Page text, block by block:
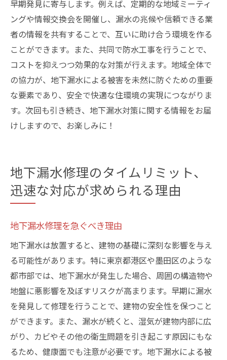
早期発見に寄与します。例えば、定期的な地域ミーティ
ングや情報交換会を開催し、漏水の兆候や信頼できる業
者の情報を共有することで、互いに助け合う環境を作る
ことができます。また、共同で防水工事を行うことで、
コストを抑えつつ効果的な対策が行えます。地域全体で
の協力が、地下漏水による被害を未然に防ぐための重要
な要素であり、安全で快適な住環境の実現につながりま
す。次回も引き続き、地下漏水対策に関する情報をお届
けしますので、お楽しみに！
地下漏水修理のタイムリミット、
迅速な対応が求められる理由
地下漏水修理を急ぐべき理由
地下漏水は放置すると、建物の基礎に深刻な影響を与え
る可能性があります。特に東京都港区や墨田区のような
都市部では、地下漏水が発生した場合、周囲の構造物や
地盤に悪影響を及ぼすリスクが高まります。早期に漏水
を発見して修理を行うことで、建物の安全性を保つこと
ができます。また、漏水が続くと、湿気が建物内部に広
がり、カビやその他の衛生問題を引き起こす原因にもな
るため、健康面でも注意が必要です。地下漏水による被